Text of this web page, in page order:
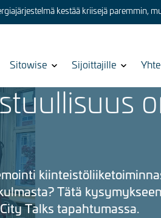
kestää kriisejä paremmin,
Show
for
Sitowise
Show
for
Sijoittajille
for
Tätä
Talks tapahtumassa.